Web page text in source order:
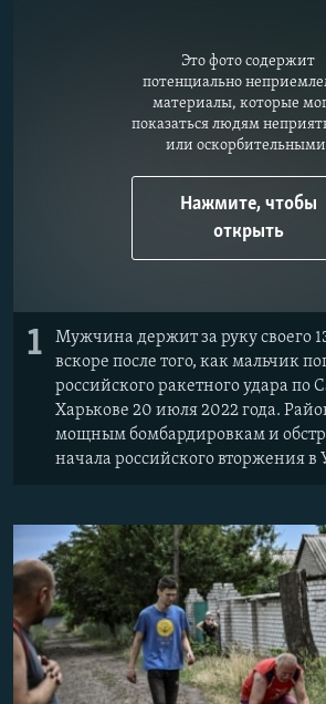
КРЫМ.НЕПОКОРЕННЫЙ
УКРАИНСКАЯ ПРОБЛЕМА КРЫМА
Это фото содержит
потенциально
материалы, которые
показаться людям
или
Нажмите, чтобы
открыть
1
Мужчина держит за руку своего
вскоре после того, как мальчик
российского ракетного удара по
Харькове 20 июля 2022 года.
мощным бомбардировкам и
начала российского вторжения в